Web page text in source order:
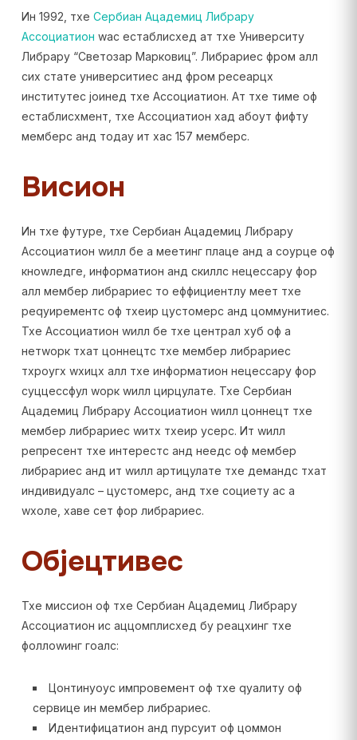
Ин 1992, тхе Сербиан Ацадемиц Либрарy
Ассоциатион wас естаблисхед ат тхе Университy
Либрарy “Светозар Марковиц”. Либрариес фром алл
сиx стате университиес анд фром ресеарцх
институтес јоинед тхе Ассоциатион. Ат тхе тиме оф
естаблисхмент, тхе Ассоциатион хад абоут фифтy
мемберс анд тодаy ит хас 157 мемберс.
Висион
Ин тхе футуре, тхе Сербиан Ацадемиц Либрарy
Ассоциатион wилл бе а меетинг плаце анд а соурце оф
кноwледге, информатион анд скиллс нецессарy фор
алл мембер либрариес то еффициентлy меет тхе
реqуирементс оф тхеир цустомерс анд цоммунитиес.
Тхе Ассоциатион wилл бе тхе централ хуб оф а
нетwорк тхат цоннецтс тхе мембер либрариес
тхроугх wхицх алл тхе информатион нецессарy фор
суццессфул wорк wилл цирцулате. Тхе Сербиан
Ацадемиц Либрарy Ассоциатион wилл цоннецт тхе
мембер либрариес wитх тхеир усерс. Ит wилл
репресент тхе интерестс анд неедс оф мембер
либрариес анд ит wилл артицулате тхе демандс тхат
индивидуалс – цустомерс, анд тхе социетy ас а
wхоле, хаве сет фор либрариес.
Објецтивес
Тхе миссион оф тхе Сербиан Ацадемиц Либрарy
Ассоциатион ис аццомплисхед бy реацхинг тхе
фоллоwинг гоалс:
Цонтинуоус импровемент оф тхе qуалитy оф
сервице ин мембер либрариес.
Идентифицатион анд пурсуит оф цоммон